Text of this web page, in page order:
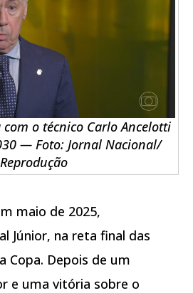
com o técnico Carlo Ancelotti
— Foto: Jornal Nacional/
Reprodução
maio de 2025,
Júnior, na reta final das
Copa. Depois de um
e uma vitória sobre o